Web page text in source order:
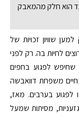
הוא חלק מהמאבק
שוויון זכויות של
לחיות בה. רק לפני
שחיפש לפגוע בחפים
משפחת דוואבשה
לפגוע בערבים. מאז,
מסיתות שמעל